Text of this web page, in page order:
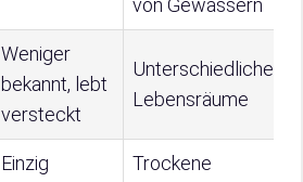
von Gewässern
Weniger
bekannt, lebt
versteckt
Unterschiedliche
Lebensräume
Einzig Trockene